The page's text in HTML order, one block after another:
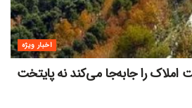
اخبار ویژه
املاک را جابه‌جا می‌کند نه پایتخت